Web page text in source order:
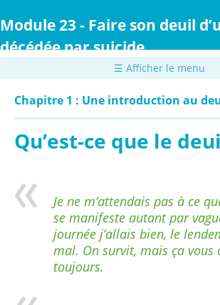
au
principal
Module 23 - Faire son deuil
décédée par suicide
☰ Afficher le menu
Chapitre 1 : Une introduction au
Qu’est-ce que le
Je ne m’attendais pas à ce
se manifeste autant par
journée j’allais bien, le
mal. On survit, mais ça vous
toujours.